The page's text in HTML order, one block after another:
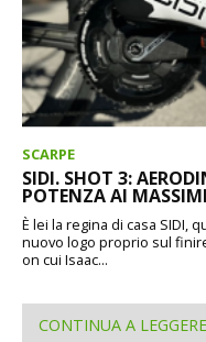
SCARPE
SIDI. SHOT 3:
POTENZA AI
È lei la regina di casa SIDI,
nuovo logo proprio sul
on cui Isaac...
CONTINUA A LEGGERE